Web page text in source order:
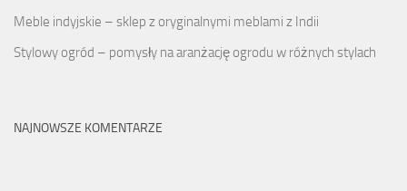
Meble indyjskie – sklep z oryginalnymi meblami z Indii
Stylowy ogród – pomysły na aranżację ogrodu w różnych stylach
NAJNOWSZE KOMENTARZE